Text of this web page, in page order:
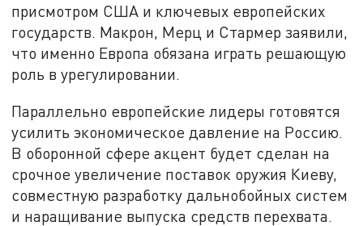
присмотром США и ключевых европейских
государств. Макрон, Мерц и Стармер заявили,
что именно Европа обязана играть решающую
роль в урегулировании.
Параллельно европейские лидеры готовятся
усилить экономическое давление на Россию.
В оборонной сфере акцент будет сделан на
срочное увеличение поставок оружия Киеву,
совместную разработку дальнобойных систем
и наращивание выпуска средств перехвата.